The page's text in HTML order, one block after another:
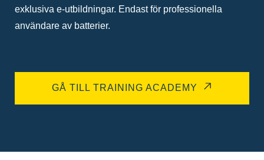
exklusiva e-utbildningar. Endast för professionella
användare av batterier.
GÅ TILL TRAINING ACADEMY